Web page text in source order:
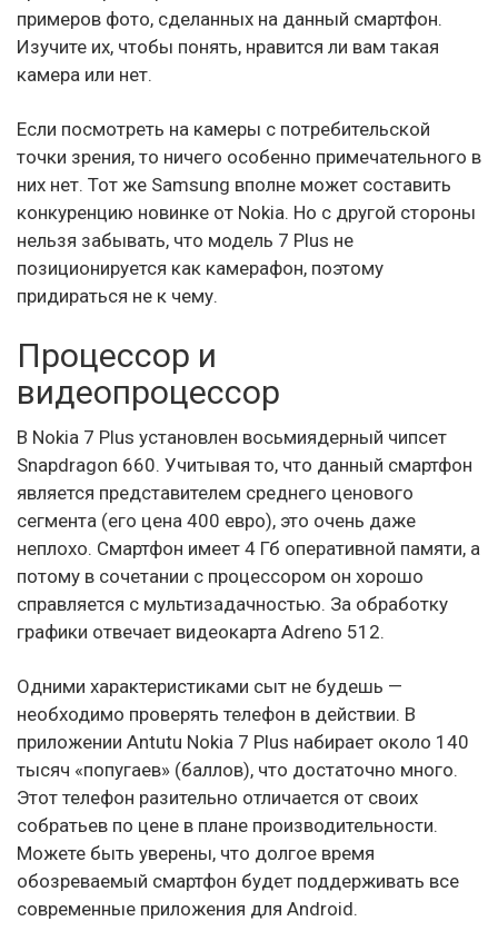
примеров фото, сделанных на данный смартфон.
Изучите их, чтобы понять, нравится ли вам такая
камера или нет.
Если посмотреть на камеры с потребительской
точки зрения, то ничего особенно примечательного в
них нет. Тот же Samsung вполне может составить
конкуренцию новинке от Nokia. Но с другой стороны
нельзя забывать, что модель 7 Plus не
позиционируется как камерафон, поэтому
придираться не к чему.
Процессор и
видеопроцессор
В Nokia 7 Plus установлен восьмиядерный чипсет
Snapdragon 660. Учитывая то, что данный смартфон
является представителем среднего ценового
сегмента (его цена 400 евро), это очень даже
неплохо. Смартфон имеет 4 Гб оперативной памяти, а
потому в сочетании с процессором он хорошо
справляется с мультизадачностью. За обработку
графики отвечает видеокарта Adreno 512.
Одними характеристиками сыт не будешь —
необходимо проверять телефон в действии. В
приложении Antutu Nokia 7 Plus набирает около 140
тысяч «попугаев» (баллов), что достаточно много.
Этот телефон разительно отличается от своих
собратьев по цене в плане производительности.
Можете быть уверены, что долгое время
обозреваемый смартфон будет поддерживать все
современные приложения для Android.